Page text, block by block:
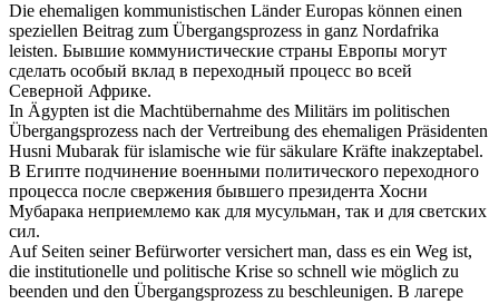
Die ehemaligen kommunistischen Länder Europas können einen
speziellen Beitrag zum Übergangsprozess in ganz Nordafrika
leisten. Бывшие коммунистические страны Европы могут
сделать особый вклад в переходный процесс во всей
Северной Африке.
In Ägypten ist die Machtübernahme des Militärs im politischen
Übergangsprozess nach der Vertreibung des ehemaligen Präsidenten
Husni Mubarak für islamische wie für säkulare Kräfte inakzeptabel.
В Египте подчинение военными политического переходного
процесса после свержения бывшего президента Хосни
Мубарака неприемлемо как для мусульман, так и для светских
сил.
Auf Seiten seiner Befürworter versichert man, dass es ein Weg ist,
die institutionelle und politische Krise so schnell wie möglich zu
beenden und den Übergangsprozess zu beschleunigen. В лагере